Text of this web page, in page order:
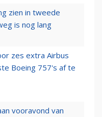
zien in tweede
is nog lang
zes extra Airbus
Boeing 757's af te
vooravond van